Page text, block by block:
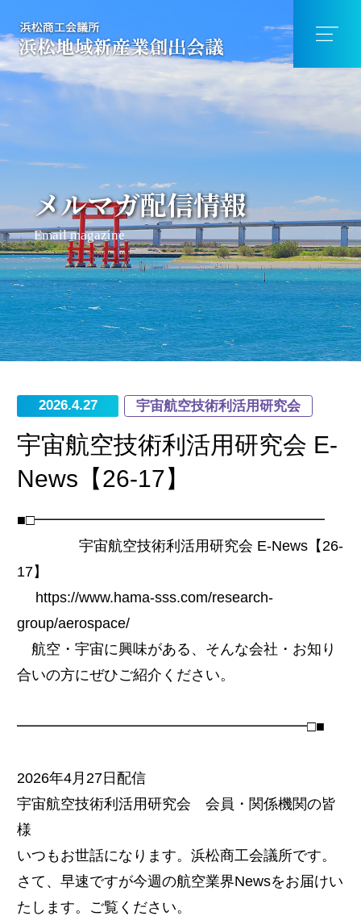
メルマガ配信情報
Email magazine
2026.4.27 宇宙航空技術利活用研究会
宇宙航空技術利活用研究会 E-
News【26-17】
■□━━━━━━━━━━━━━━━━━━━━
宇宙航空技術利活用研究会 E-News【26-
17】
https://www.hama-sss.com/research-
group/aerospace/
航空・宇宙に興味がある、そんな会社・お知り
合いの方にぜひご紹介ください。
━━━━━━━━━━━━━━━━━━━━□■
2026年4月27日配信
宇宙航空技術利活用研究会 会員・関係機関の皆
様
いつもお世話になります。浜松商工会議所です。
さて、早速ですが今週の航空業界Newsをお届けい
たします。ご覧ください。